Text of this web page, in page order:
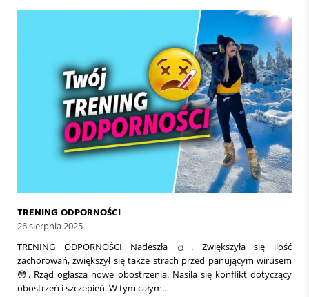
TRENING ODPORNOŚCI
26 sierpnia 2025
TRENING ODPORNOŚCI Nadeszła ⛄. Zwiększyła się ilość
zachorowań, zwiększył się także strach przed panującym wirusem
😳. Rząd ogłasza nowe obostrzenia. Nasila się konflikt dotyczący
obostrzeń i szczepień. W tym całym…